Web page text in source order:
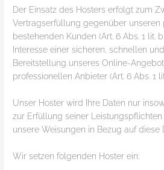
Der Einsatz des Hosters erfolgt zum
Vertragserfüllung gegenüber unseren
bestehenden Kunden (Art. 6 Abs. 1 lit.
Interesse einer sicheren, schnellen
Bereitstellung unseres Online-
professionellen Anbieter (Art. 6 Abs. 1
Unser Hoster wird Ihre Daten nur
zur Erfüllung seiner
unsere Weisungen in Bezug auf diese
Wir setzen folgenden Hoster ein: